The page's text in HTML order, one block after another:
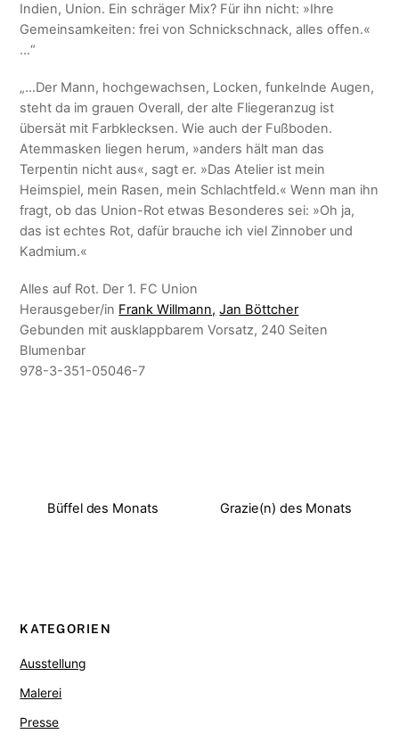
Indien, Union. Ein schräger Mix? Für ihn nicht: »Ihre
Gemeinsamkeiten: frei von Schnickschnack, alles offen.«
…“
„…Der Mann, hochgewachsen, Locken, funkelnde Augen,
steht da im grauen Overall, der alte Fliegeranzug ist
übersät mit Farbklecksen. Wie auch der Fußboden.
Atemmasken liegen herum, »anders hält man das
Terpentin nicht aus«, sagt er. »Das Atelier ist mein
Heimspiel, mein Rasen, mein Schlachtfeld.« Wenn man ihn
fragt, ob das Union-Rot etwas Besonderes sei: »Oh ja,
das ist echtes Rot, dafür brauche ich viel Zinnober und
Kadmium.«
Alles auf Rot. Der 1. FC Union
Herausgeber/in Frank Willmann, Jan Böttcher
Gebunden mit ausklappbarem Vorsatz, 240 Seiten
Blumenbar
978-3-351-05046-7
Büffel des Monats Grazie(n) des Monats
KATEGORIEN
Ausstellung
Malerei
Presse